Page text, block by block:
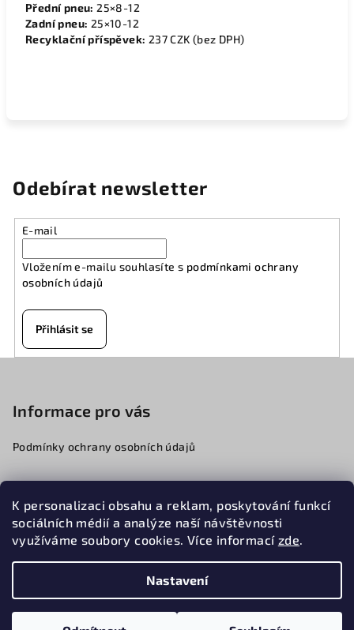
K personalizaci obsahu a reklam, poskytování funkcí
sociálních médií a analýze naší návštěvnosti
využíváme soubory cookies. Více informací zde.
Nastavení
Přední pneu: 25×8-12
Zadní pneu: 25×10-12
Recyklační příspěvek: 237 CZK (bez DPH)
Odebírat newsletter
E-mail
Vložením e-mailu souhlasíte s podmínkami ochrany
osobních údajů
Přihlásit se
í
Informace pro vás
Podmínky ochrany osobních údajů
776068341
obchod@cfmotobeskydy.cz
Upravit nastavení cookies